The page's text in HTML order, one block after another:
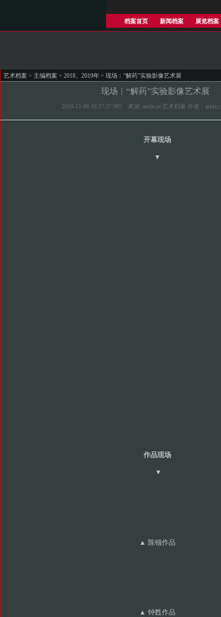
档案首页 新闻档案 展览档案
艺术档案 > 主编档案 > 2018、2019年 > 现场︱“解药”实验影像艺术展
现场︱“解药”实验影像艺术展
2019-11-06 16:37:37.985 来源: artda.cn 艺术档案 作者：
开幕现场
▼
作品现场
▼
▲ 陈镪作品
▲ 钟甦作品